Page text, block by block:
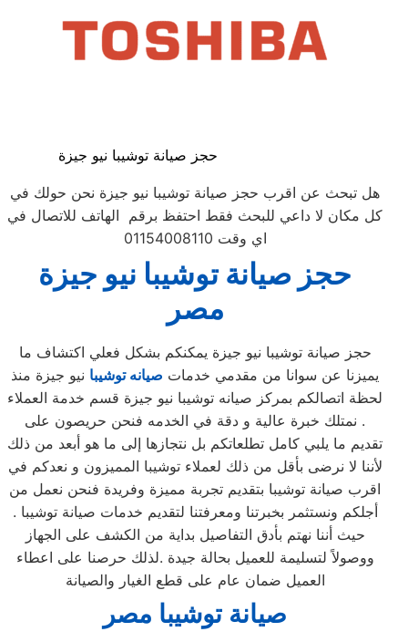
حجز صيانة توشيبا نيو جيزة
هل تبحث عن اقرب حجز صيانة توشيبا نيو جيزة نحن حولك في
كل مكان لا داعي للبحث فقط احتفظ برقم الهاتف للاتصال في
اي وقت 01154008110
حجز صيانة توشيبا نيو جيزة
مصر
حجز صيانة توشيبا نيو جيزة يمكنكم بشكل فعلي اكتشاف ما
يميزنا عن سوانا من مقدمي خدمات صيانه توشيبا نيو جيزة منذ
لحظة اتصالكم بمركز صيانه توشيبا نيو جيزة قسم خدمة العملاء
. نمتلك خبرة عالية و دقة في الخدمه فنحن حريصون على
تقديم ما يلبي كامل تطلعاتكم بل نتجازها إلى ما هو أبعد من ذلك
لأننا لا نرضى بأقل من ذلك لعملاء توشيبا المميزون و نعدكم في
اقرب صيانة توشيبا بتقديم تجربة مميزة وفريدة فنحن نعمل من
أجلكم ونستثمر بخبرتنا ومعرفتنا لتقديم خدمات صيانة توشيبا .
حيث أننا نهتم بأدق التفاصيل بداية من الكشف على الجهاز
ووصولاً لتسليمة للعميل بحالة جيدة .لذلك حرصنا على اعطاء
العميل ضمان عام على قطع الغيار والصيانة
صيانة توشيبا مصر